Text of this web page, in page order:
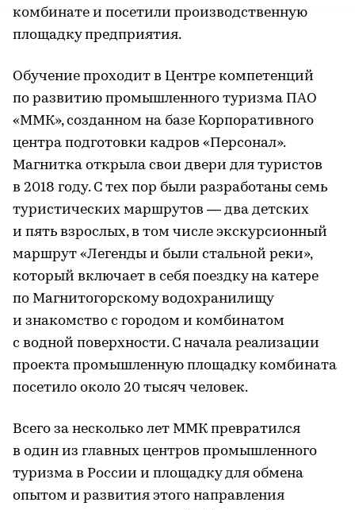
комбинате и посетили производственную
площадку предприятия.
Обучение проходит в Центре компетенций
по развитию промышленного туризма ПАО
«ММК», созданном на базе Корпоративного
центра подготовки кадров «Персонал».
Магнитка открыла свои двери для туристов
в 2018 году. С тех пор были разработаны семь
туристических маршрутов — два детских
и пять взрослых, в том числе экскурсионный
маршрут «Легенды и были стальной реки»,
который включает в себя поездку на катере
по Магнитогорскому водохранилищу
и знакомство с городом и комбинатом
с водной поверхности. С начала реализации
проекта промышленную площадку комбината
посетило около 20 тысяч человек.
Всего за несколько лет ММК превратился
в один из главных центров промышленного
туризма в России и площадку для обмена
опытом и развития этого направления